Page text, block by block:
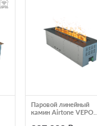
Паровой линейный
камин Airtone VEPO